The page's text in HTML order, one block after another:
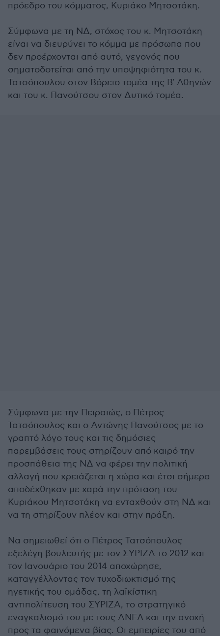
πρόεδρο του κόμματος, Κυριάκο Μητσοτάκη.
Σύμφωνα με τη ΝΔ, στόχος του κ. Μητσοτάκη
είναι να διευρύνει το κόμμα με πρόσωπα που
δεν προέρχονται από αυτό, γεγονός που
σηματοδοτείται από την υποψηφιότητα του κ.
Τατσόπουλου στον Βόρειο τομέα της Β' Αθηνών
και του κ. Πανούτσου στον Δυτικό τομέα.
Σύμφωνα με την Πειραιώς, ο Πέτρος
Τατσόπουλος και ο Αντώνης Πανούτσος με το
γραπτό λόγο τους και τις δημόσιες
παρεμβάσεις τους στηρίζουν από καιρό την
προσπάθεια της ΝΔ να φέρει την πολιτική
αλλαγή που χρειάζεται η χώρα και έτσι σήμερα
αποδέχθηκαν με χαρά την πρόταση του
Κυριάκου Μητσοτάκη να ενταχθούν στη ΝΔ και
να τη στηρίξουν πλέον και στην πράξη.
Να σημειωθεί ότι ο Πέτρος Τατσόπουλος
εξελέγη βουλευτής με τον ΣΥΡΙΖΑ το 2012 και
τον Ιανουάριο του 2014 αποχώρησε,
καταγγέλλοντας τον τυχοδιωκτισμό της
ηγετικής του ομάδας, τη λαϊκίστικη
αντιπολίτευση του ΣΥΡΙΖΑ, το στρατηγικό
εναγκαλισμό του με τους ΑΝΕΛ και την ανοχή
προς τα φαινόμενα βίας. Οι εμπειρίες του από